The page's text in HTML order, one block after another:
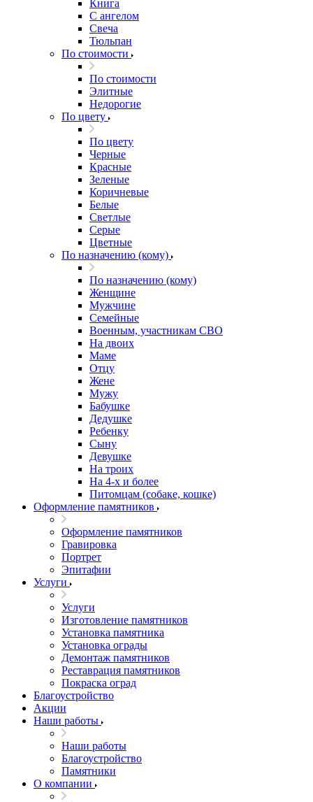
Книга
С ангелом
Свеча
Тюльпан
По стоимости
По стоимости
Элитные
Недорогие
По цвету
По цвету
Черные
Красные
Зеленые
Коричневые
Белые
Светлые
Серые
Цветные
По назначению (кому)
По назначению (кому)
Женщине
Мужчине
Семейные
Военным, участникам СВО
На двоих
Маме
Отцу
Жене
Мужу
Бабушке
Дедушке
Ребенку
Сыну
Девушке
На троих
На 4-х и более
Питомцам (собаке, кошке)
Оформление памятников
Оформление памятников
Гравировка
Портрет
Эпитафии
Услуги
Услуги
Изготовление памятников
Установка памятника
Установка ограды
Демонтаж памятников
Реставрация памятников
Покраска оград
Благоустройство
Акции
Наши работы
Наши работы
Благоустройство
Памятники
О компании